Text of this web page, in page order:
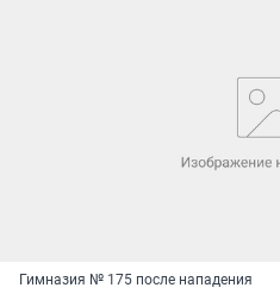
Гимназия № 175 после нападения